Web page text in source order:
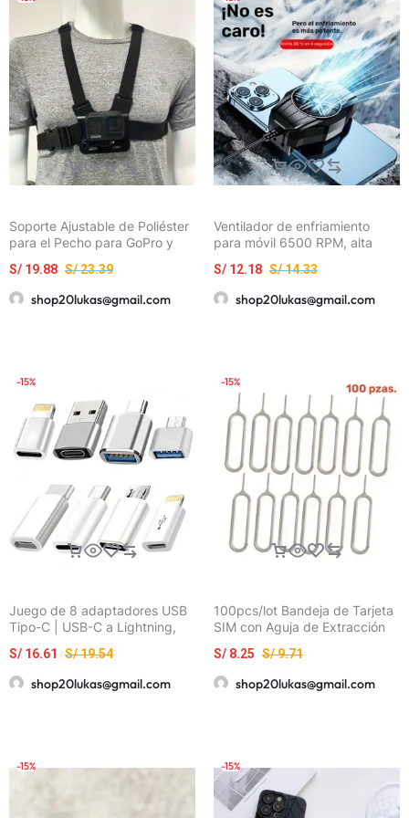
pequeños electrodomésticos,
adiciones tecnológicas
Soporte Ajustable de Poliéster
para el Pecho para GoPro y
para Vlogs y Transmisiones al
Aire Libre con Correas
Seguras, Ideal para Ciclismo y
S/23.39
S/ 19.88
shop20lukas@gmail.com
Ventilador de enfriamiento
para móvil 6500 RPM, alta
USB, enfriamiento en vivo sin
congelación, diseño retráctil y
cierre ajustable, compatible
S/14.33
S/ 12.18
shop20lukas@gmail.com
-15%
Juego de 8 adaptadores USB
Tipo-C | USB-C a Lightning,
Adaptadores USB-C macho a
USB 3.0 hembra para carga
rápida y transferencia de
S/19.54
S/ 16.61
shop20lukas@gmail.com
-15%
100pcs/lot Bandeja de Tarjeta
SIM con Aguja de Extracción
Universales para iPhone 12,
Samsung y HUAWEI
S/9.71
S/ 8.25
shop20lukas@gmail.com
-15% -15%